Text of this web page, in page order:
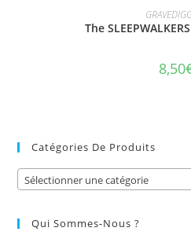
AJOUTER AU
The
8,50
Catégories De Produits
Sélectionner une catégorie
Qui Sommes-Nous ?